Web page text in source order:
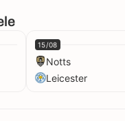
15/08
Notts
Leicester